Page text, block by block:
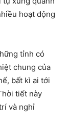
hoạt động
tỉnh có
chung của
bất kì ai tới
tiết này
và nghỉ